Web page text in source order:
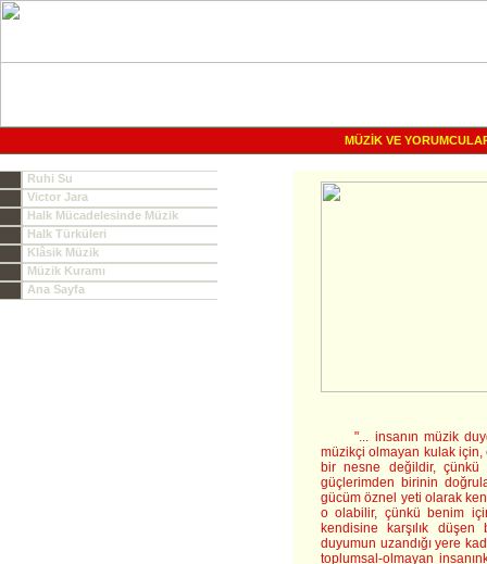
MÜZİK VE
Ruhi Su
Victor Jara
Halk Mücadelesinde Müzik
Halk Türküleri
Klâsik Müzik
Müzik Kuramı
Ana Sayfa
"... insanın müzik
müzikçi olmayan kulak
bir nesne değildir,
güçlerimden birinin
gücüm öznel yeti olarak
o olabilir, çünkü benim
kendisine karşılık
duyumun uzandığı yere
toplumsal-olmayan